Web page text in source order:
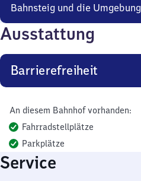
Bahnsteig und die Umgebung
Ausstattung
Barrierefreiheit
An diesem Bahnhof vorhanden:
Fahrradstellplätze
Parkplätze
Service